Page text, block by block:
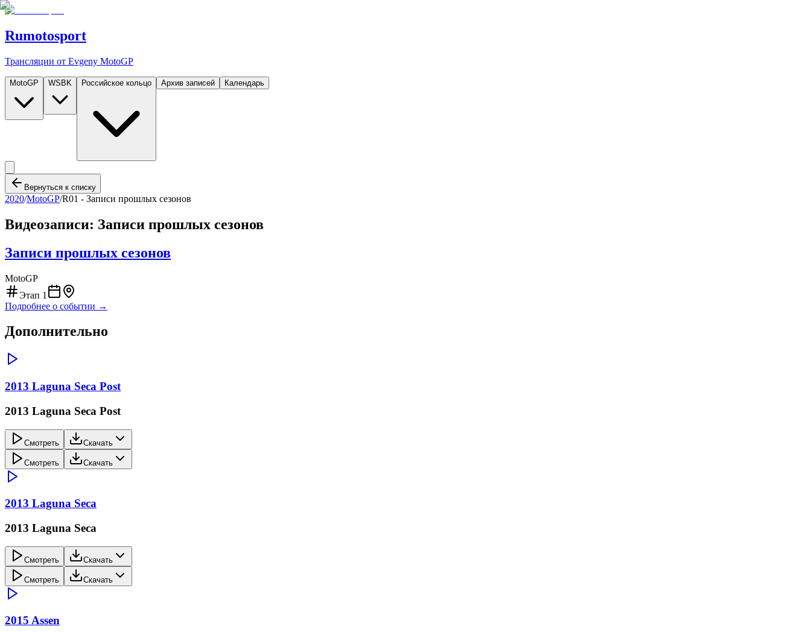
Rumotosport
Трансляции от Evgeny MotoGP
MotoGP WSBK Российское кольцо Архив записей Календарь
Вернуться к списку
2020/MotoGP/R01 - Записи прошлых сезонов
Видеозаписи: Записи прошлых сезонов
Записи прошлых сезонов
MotoGP
Этап 1
Подробнее о событии →
Дополнительно
2013 Laguna Seca Post
2013 Laguna Seca Post
Смотреть Скачать
Смотреть Скачать
2013 Laguna Seca
2013 Laguna Seca
Смотреть Скачать
Смотреть Скачать
2015 Assen